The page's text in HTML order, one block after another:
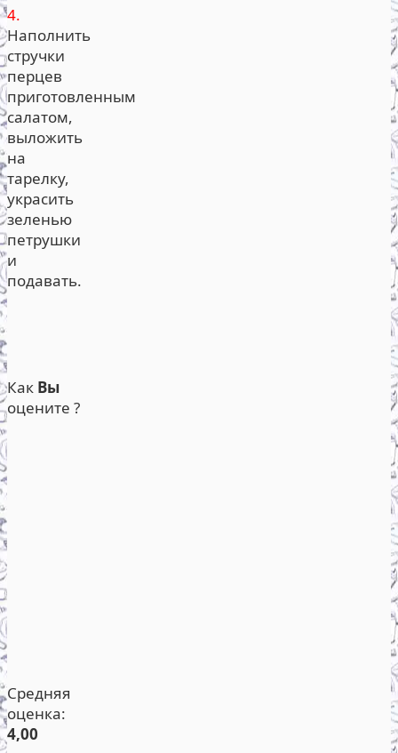
4.
Наполнить
стручки
перцев
приготовленным
салатом,
выложить
на
тарелку,
украсить
зеленью
петрушки
и
подавать.
Как Вы
оцените ?
Средняя
оценка:
4,00